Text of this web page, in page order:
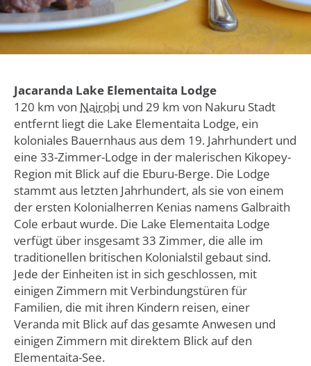
Jacaranda Lake Elementaita Lodge
120 km von Nairobi und 29 km von Nakuru Stadt
entfernt liegt die Lake Elementaita Lodge, ein
koloniales Bauernhaus aus dem 19. Jahrhundert und
eine 33-Zimmer-Lodge in der malerischen Kikopey-
Region mit Blick auf die Eburu-Berge. Die Lodge
stammt aus letzten Jahrhundert, als sie von einem
der ersten Kolonialherren Kenias namens Galbraith
Cole erbaut wurde. Die Lake Elementaita Lodge
verfügt über insgesamt 33 Zimmer, die alle im
traditionellen britischen Kolonialstil gebaut sind.
Jede der Einheiten ist in sich geschlossen, mit
einigen Zimmern mit Verbindungstüren für
Familien, die mit ihren Kindern reisen, einer
Veranda mit Blick auf das gesamte Anwesen und
einigen Zimmern mit direktem Blick auf den
Elementaita-See.